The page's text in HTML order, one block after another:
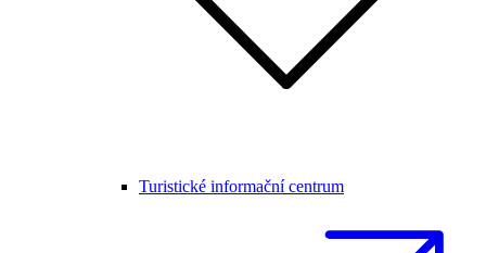
Turistické informační centrum